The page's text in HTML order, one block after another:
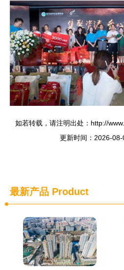
如若转载，请注明出处：http://
更新时间：2026-
最新产品 Product